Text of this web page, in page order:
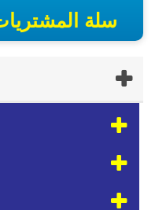
سلة